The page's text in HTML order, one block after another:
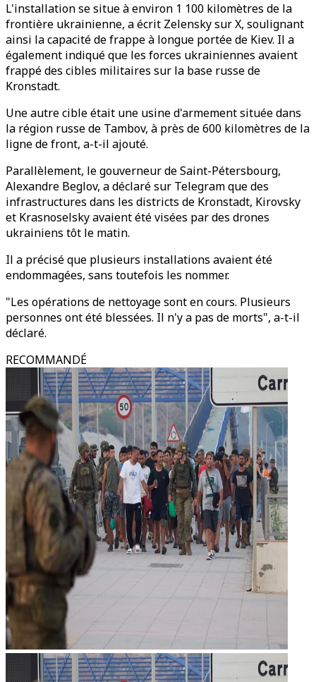
L'installation se situe à environ 1 100 kilomètres de la
frontière ukrainienne, a écrit Zelensky sur X, soulignant
ainsi la capacité de frappe à longue portée de Kiev. Il a
également indiqué que les forces ukrainiennes avaient
frappé des cibles militaires sur la base russe de
Kronstadt.
Une autre cible était une usine d'armement située dans
la région russe de Tambov, à près de 600 kilomètres de la
ligne de front, a-t-il ajouté.
Parallèlement, le gouverneur de Saint-Pétersbourg,
Alexandre Beglov, a déclaré sur Telegram que des
infrastructures dans les districts de Kronstadt, Kirovsky
et Krasnoselsky avaient été visées par des drones
ukrainiens tôt le matin.
Il a précisé que plusieurs installations avaient été
endommagées, sans toutefois les nommer.
"Les opérations de nettoyage sont en cours. Plusieurs
personnes ont été blessées. Il n'y a pas de morts", a-t-il
déclaré.
RECOMMANDÉ